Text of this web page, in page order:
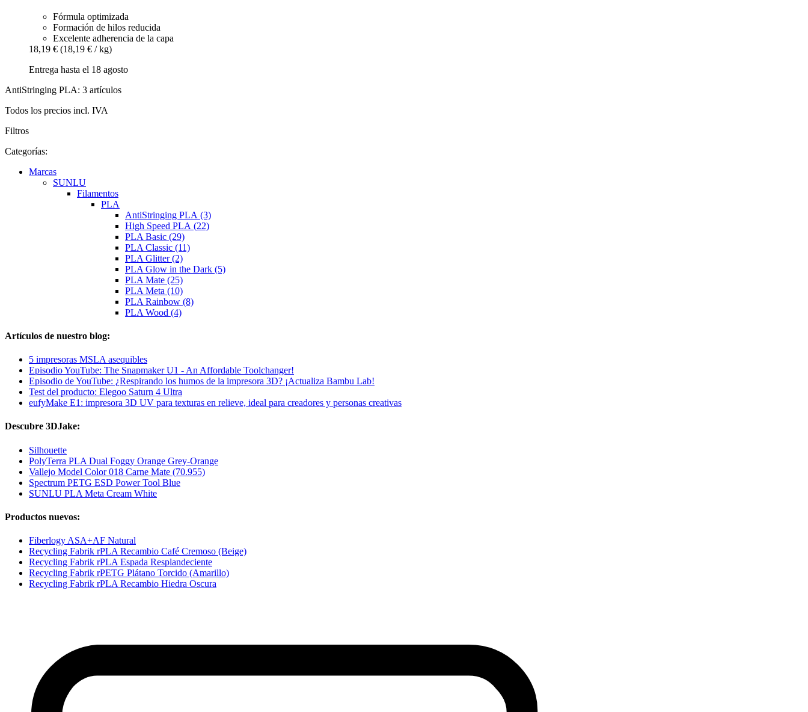
Fórmula optimizada
Formación de hilos reducida
Excelente adherencia de la capa
18,19 € (18,19 € / kg)
Entrega hasta el 18 agosto
AntiStringing PLA: 3 artículos
Todos los precios incl. IVA
Filtros
Categorías:
Marcas
SUNLU
Filamentos
PLA
AntiStringing PLA (3)
High Speed PLA (22)
PLA Basic (29)
PLA Classic (11)
PLA Glitter (2)
PLA Glow in the Dark (5)
PLA Mate (25)
PLA Meta (10)
PLA Rainbow (8)
PLA Wood (4)
Artículos de nuestro blog:
5 impresoras MSLA asequibles
Episodio YouTube: The Snapmaker U1 - An Affordable Toolchanger!
Episodio de YouTube: ¿Respirando los humos de la impresora 3D? ¡Actualiza Bambu Lab!
Test del producto: Elegoo Saturn 4 Ultra
eufyMake E1: impresora 3D UV para texturas en relieve, ideal para creadores y personas creativas
Descubre 3DJake:
Silhouette
PolyTerra PLA Dual Foggy Orange Grey-Orange
Vallejo Model Color 018 Carne Mate (70.955)
Spectrum PETG ESD Power Tool Blue
SUNLU PLA Meta Cream White
Productos nuevos:
Fiberlogy ASA+AF Natural
Recycling Fabrik rPLA Recambio Café Cremoso (Beige)
Recycling Fabrik rPLA Espada Resplandeciente
Recycling Fabrik rPETG Plátano Torcido (Amarillo)
Recycling Fabrik rPLA Recambio Hiedra Oscura